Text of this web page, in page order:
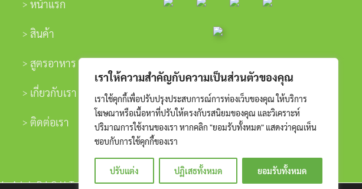
เราให้ความสำคัญกับความเป็นส่วนตัวของคุณ
เราใช้คุกกี้เพื่อปรับปรุงประสบการณ์การท่องเว็บของคุณ ให้บริการ
โฆษณาหรือเนื้อหาที่ปรับให้ตรงกับรสนิยมของคุณ และวิเคราะห์
ปริมาณการใช้งานของเรา หากคลิก "ยอมรับทั้งหมด" แสดงว่าคุณเห็น
ชอบกับการใช้คุกกี้ของเรา
ปรับแต่ง ปฏิเสธทั้งหมด ยอมรับทั้งหมด
หน้าแรก
สินค้า
สูตรอาหาร
เกี่ยวกับเรา
ติดต่อเรา
ALLRIGHTS RESERVED